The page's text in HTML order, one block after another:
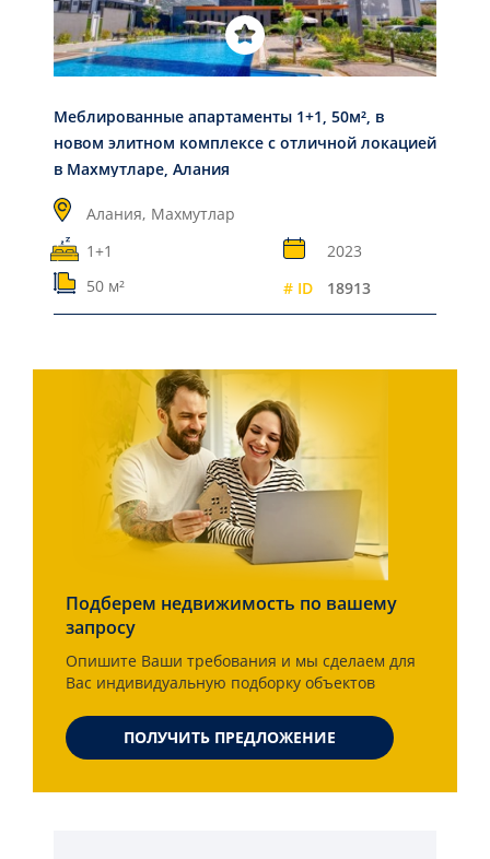
Меблированные апартаменты 1+1, 50м², в
новом элитном комплексе с отличной локацией
в Махмутларе, Алания
Алания, Махмутлар
1+1
2023
50 м²
# ID 18913
Подберем недвижимость по вашему
запросу
Опишите Ваши требования и мы сделаем для
Вас индивидуальную подборку объектов
ПОЛУЧИТЬ ПРЕДЛОЖЕНИЕ